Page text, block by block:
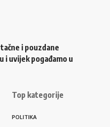
i pouzdane
i uvijek pogađamo u
Top kategorije
POLITIKA